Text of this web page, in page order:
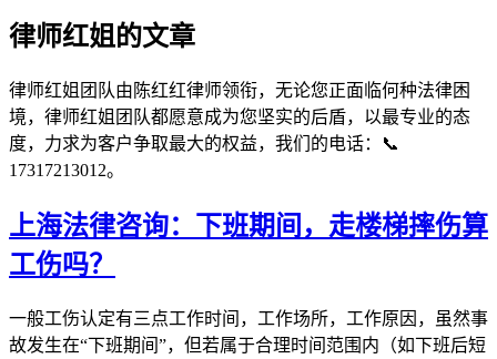
律师红姐的文章
律师红姐团队由陈红红律师领衔，无论您正面临何种法律困
境，律师红姐团队都愿意成为您坚实的后盾，以最专业的态
度，力求为客户争取最大的权益，我们的电话：📞
17317213012。
上海法律咨询：下班期间，走楼梯摔伤算
工伤吗？
一般工伤认定有三点工作时间，工作场所，工作原因，虽然事
故发生在“下班期间”，但若属于合理时间范围内（如下班后短